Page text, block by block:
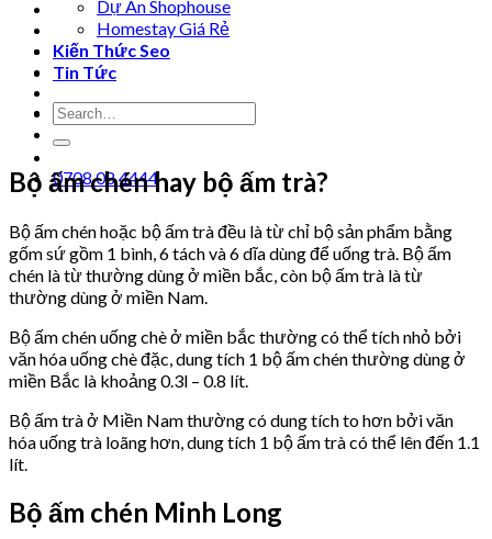
Dự Án Shophouse
Homestay Giá Rẻ
Kiến Thức Seo
Tin Tức
0708 08 4444
Bộ ấm chén hay bộ ấm trà?
Bộ ấm chén hoặc bộ ấm trà đều là từ chỉ bộ sản phẩm bằng
gốm sứ gồm 1 bình, 6 tách và 6 dĩa dùng để uống trà. Bộ ấm
chén là từ thường dùng ở miền bắc, còn bộ ấm trà là từ
thường dùng ở miền Nam.
Bộ ấm chén uống chè ở miền bắc thường có thể tích nhỏ bởi
văn hóa uống chè đặc, dung tích 1 bộ ấm chén thường dùng ở
miền Bắc là khoảng 0.3l – 0.8 lít.
Bộ ấm trà ở Miền Nam thường có dung tích to hơn bởi văn
hóa uống trà loãng hơn, dung tích 1 bộ ấm trà có thể lên đến 1.1
lít.
Bộ ấm chén Minh Long